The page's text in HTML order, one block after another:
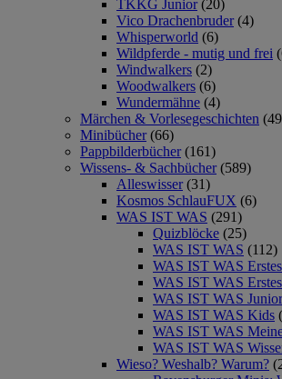
TKKG Junior (20)
Vico Drachenbruder (4)
Whisperworld (6)
Wildpferde - mutig und frei
Windwalkers (2)
Woodwalkers (6)
Wundermähne (4)
Märchen & Vorlesegeschichten
Minibücher (66)
Pappbilderbücher (161)
Wissens- & Sachbücher (589)
Alleswisser (31)
Kosmos SchlauFUX (6)
WAS IST WAS (291)
Quizblöcke (25)
WAS IST WAS (112)
WAS IST WAS
WAS IST WAS
WAS IST WAS Junior
WAS IST WAS Kids
WAS IST WAS
WAS IST WAS
Wieso? Weshalb? Warum?